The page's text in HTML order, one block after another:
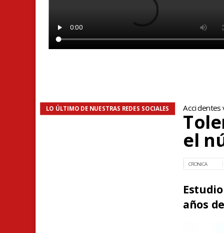
LO ÚLTIMO DE NUESTRAS REDES SOCIALES Accidentes
el
CRONICA
años